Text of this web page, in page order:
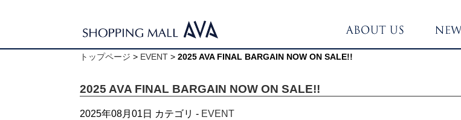
トップページ > EVENT > 2025 AVA FINAL BARGAIN NOW ON SALE!!
2025 AVA FINAL BARGAIN NOW ON SALE!!
2025年08月01日 カテゴリ - EVENT